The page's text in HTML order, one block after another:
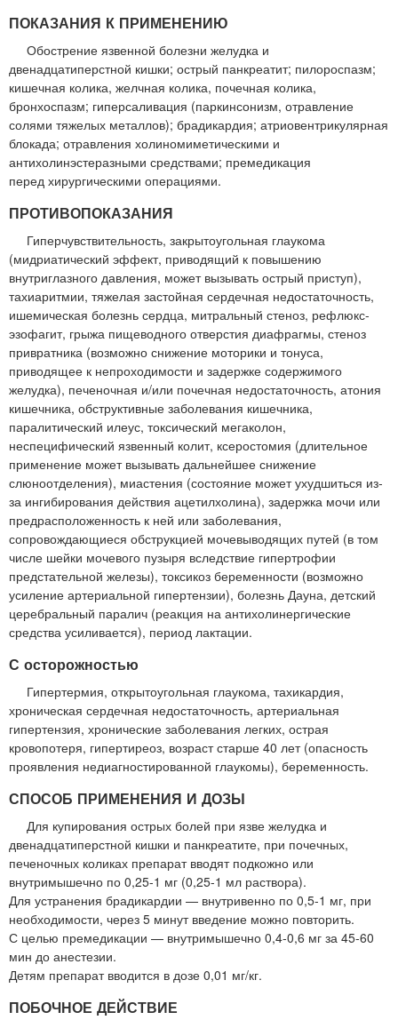
ПОКАЗАНИЯ К ПРИМЕНЕНИЮ
Обострение язвенной болезни желудка и
двенадцатиперстной кишки; острый панкреатит; пилороспазм;
кишечная колика, желчная колика, почечная колика,
бронхоспазм; гиперсаливация (паркинсонизм, отравление
солями тяжелых металлов); брадикардия; атриовентрикулярная
блокада; отравления холиномиметическими и
антихолинэстеразными средствами; премедикация
перед хирургическими операциями.
ПРОТИВОПОКАЗАНИЯ
Гиперчувствительность, закрытоугольная глаукома
(мидриатический эффект, приводящий к повышению
внутриглазного давления, может вызывать острый приступ),
тахиаритмии, тяжелая застойная сердечная недостаточность,
ишемическая болезнь сердца, митральный стеноз, рефлюкс-
эзофагит, грыжа пищеводного отверстия диафрагмы, стеноз
привратника (возможно снижение моторики и тонуса,
приводящее к непроходимости и задержке содержимого
желудка), печеночная и/или почечная недостаточность, атония
кишечника, обструктивные заболевания кишечника,
паралитический илеус, токсический мегаколон,
неспецифический язвенный колит, ксеростомия (длительное
применение может вызывать дальнейшее снижение
слюноотделения), миастения (состояние может ухудшиться из-
за ингибирования действия ацетилхолина), задержка мочи или
предрасположенность к ней или заболевания,
сопровождающиеся обструкцией мочевыводящих путей (в том
числе шейки мочевого пузыря вследствие гипертрофии
предстательной железы), токсикоз беременности (возможно
усиление артериальной гипертензии), болезнь Дауна, детский
церебральный паралич (реакция на антихолинергические
средства усиливается), период лактации.
С осторожностью
Гипертермия, открытоугольная глаукома, тахикардия,
хроническая сердечная недостаточность, артериальная
гипертензия, хронические заболевания легких, острая
кровопотеря, гипертиреоз, возраст старше 40 лет (опасность
проявления недиагностированной глаукомы), беременность.
СПОСОБ ПРИМЕНЕНИЯ И ДОЗЫ
Для купирования острых болей при язве желудка и
двенадцатиперстной кишки и панкреатите, при почечных,
печеночных коликах препарат вводят подкожно или
внутримышечно по 0,25-1 мг (0,25-1 мл раствора).
Для устранения брадикардии — внутривенно по 0,5-1 мг, при
необходимости, через 5 минут введение можно повторить.
С целью премедикации — внутримышечно 0,4-0,6 мг за 45-60
мин до анестезии.
Детям препарат вводится в дозе 0,01 мг/кг.
ПОБОЧНОЕ ДЕЙСТВИЕ